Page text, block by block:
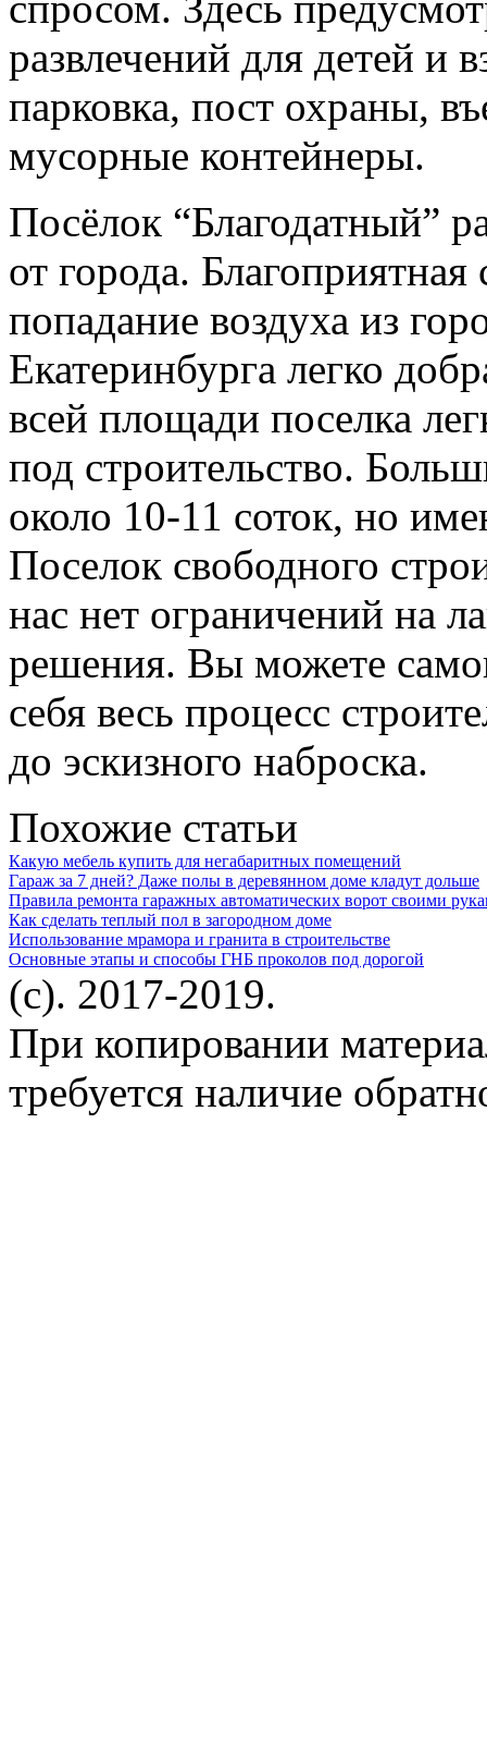
развлечений для детей и
парковка, пост охраны,
мусорные контейнеры.
Посёлок “Благодатный”
от города.
попадание воздуха из
Екатеринбурга легко
всей площади поселка
под строительство.
около 10-11 соток, но
Поселок свободного
нас нет ограничений на
решения. Вы можете
себя весь процесс
до эскизного наброска.
Похожие статьи
Какую мебель купить для негабаритных помещений
Гараж за 7 дней? Даже полы в деревянном доме кладут дольше
Правила ремонта гаражных автоматических ворот своими
Как сделать теплый пол в загородном доме
Использование мрамора и гранита в строительстве
Основные этапы и способы ГНБ проколов под дорогой
(c). 2017-2019.
При копировании
требуется наличие